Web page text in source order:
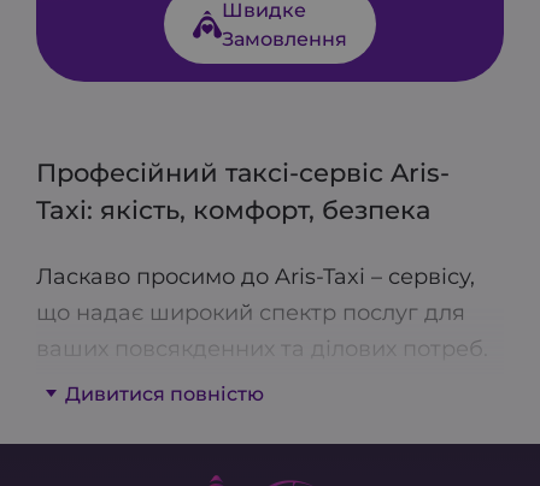
Швидке
Замовлення
Професійний таксі-сервіс Aris-
Taxi: якість, комфорт, безпека
Ласкаво просимо до Aris-Taxi – сервісу,
що надає широкий спектр послуг для
ваших повсякденних та ділових потреб.
Ми пропонуємо економ, комфорт та
Дивитися повністю